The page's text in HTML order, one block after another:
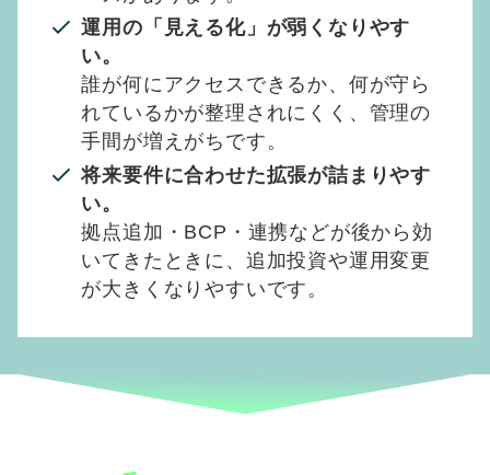
運用の「見える化」が弱くなりやす
い。
誰が何にアクセスできるか、何が守ら
れているかが整理されにくく、管理の
手間が増えがちです。
将来要件に合わせた拡張が詰まりやす
い。
拠点追加・BCP・連携などが後から効
いてきたときに、追加投資や運用変更
が大きくなりやすいです。